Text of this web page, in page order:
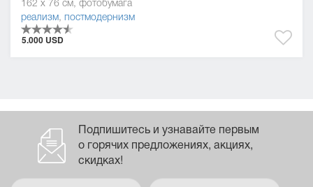
162 x 76 см, фотобумага
реализм, постмодернизм
5.000 USD
Подпишитесь и узнавайте первым
о горячих предложениях, акциях,
скидках!